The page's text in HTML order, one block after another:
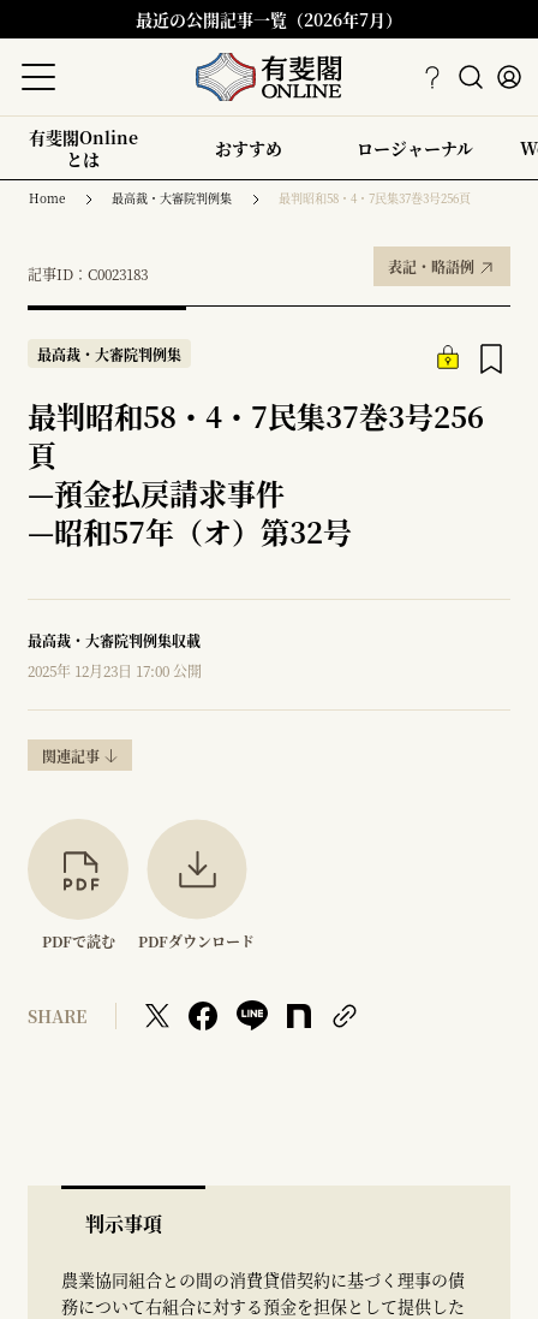
最近の公開記事一覧（2026年7月）
有斐閣Online
とは
おすすめ ロージャーナル
Home 最高裁・大審院判例集 最判昭和58・4・7民集37巻3号256頁
記事ID：C0023183 表記・略語例
最高裁・大審院判例集
最判昭和58・4・7民集37巻3号256
頁
—預金払戻請求事件
—昭和57年（オ）第32号
最高裁・大審院判例集収載
2025年 12月23日 17:00 公開
関連記事
PDFで読む PDFダウンロード
SHARE
判示事項
農業協同組合との間の消費貸借契約に基づく理事の債
務について右組合に対する預金を担保として提供した